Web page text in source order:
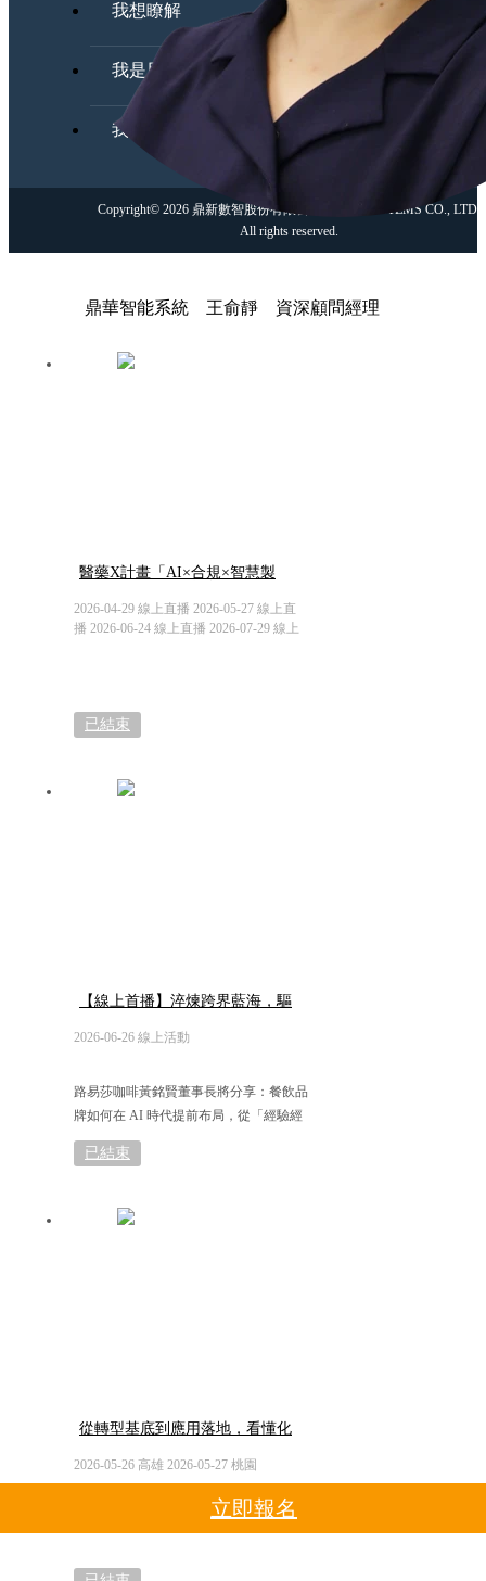
鼎華智能系統 王俞靜 資深顧問經理
立即報名
醫藥X計畫「AI×合規×智慧製
造」的跨界解題
2026-04-29 線上直播 2026-05-27 線上直
播 2026-06-24 線上直播 2026-07-29 線上
已結束
【線上首播】淬煉跨界藍海，驅
2026-06-26 線上活動
路易莎咖啡黃銘賢董事長將分享：餐飲品
牌如何在 AI 時代提前布局，從「經驗經
營」走向「制度管理」，奠定成長關鍵基
礎
已結束
從轉型基底到應用落地，看懂化
工廠下一哩路
2026-05-26 高雄 2026-05-27 桃園
我想瞭解
我是用戶
我是夥伴
Copyright© 2026 鼎新數智股份有限公司 DATA SYSTEMS CO., LTD.
All rights reserved.